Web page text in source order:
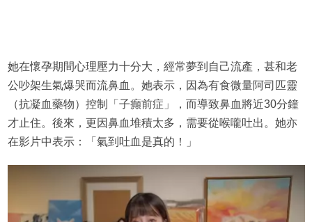
她在懷孕期間心理壓力十分大，經常夢到自己流產，甚和老
公吵架生氣爆哭而流鼻血。她表示，因為有食微量阿司匹靈
（抗凝血藥物）控制「子癲前症」，而導致鼻血將近30分鐘
才止住。後來，更因鼻血堆積太多，需要從喉嚨吐出。她亦
在影片中表示：「氣到吐血是真的！」